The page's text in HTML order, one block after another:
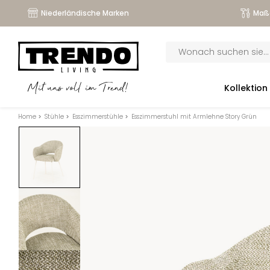
Niederländische Marken
Mit uns voll im Trend!
search
Kollektion
Home > Stühle > Esszimmerstühle > Esszimmerstuhl mit Armlehne Story Grün